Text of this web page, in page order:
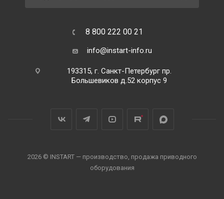
8 800 222 00 21
info@instart-info.ru
193315, г. Санкт-Петербург пр.
Большевиков д.52 корпус 9
2026 © INSTART — производство, продажа приводного
оборудования